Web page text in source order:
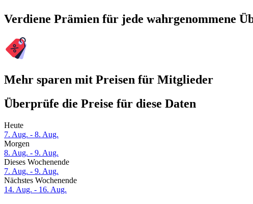
Verdiene Prämien für jede wahrgenommene
Mehr sparen mit Preisen für Mitglieder
Überprüfe die Preise für diese Daten
Heute
7. Aug. - 8. Aug.
Morgen
8. Aug. - 9. Aug.
Dieses Wochenende
7. Aug. - 9. Aug.
Nächstes Wochenende
14. Aug. - 16. Aug.